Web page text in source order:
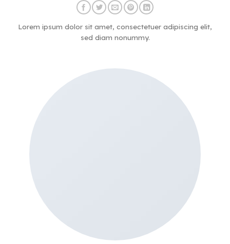
Lorem ipsum dolor sit amet, consectetuer adipiscing elit,
sed diam nonummy.